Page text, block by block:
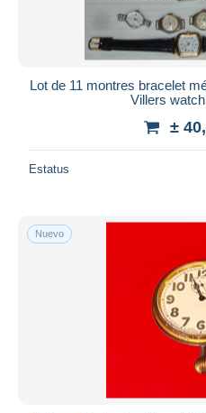
Lot de 11 montres bracelet
Villers
±
Estatus
Nuevo